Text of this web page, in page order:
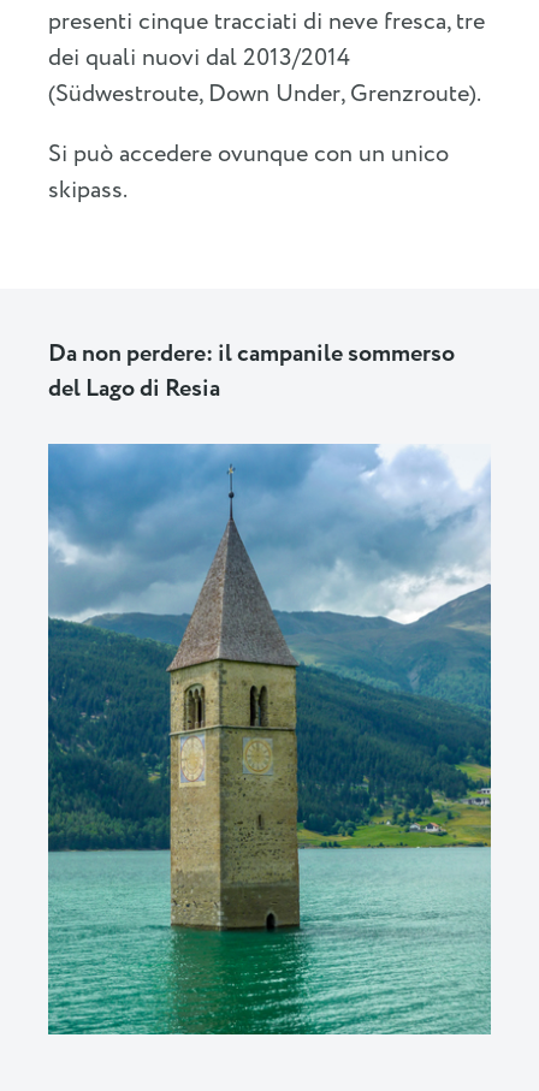
presenti cinque tracciati di neve fresca, tre
dei quali nuovi dal 2013/2014
(Südwestroute, Down Under, Grenzroute).
Si può accedere ovunque con un unico
skipass.
Da non perdere: il campanile sommerso
del Lago di Resia